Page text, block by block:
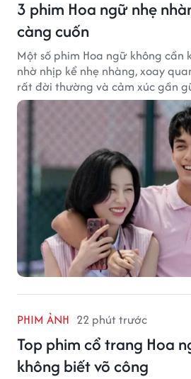
3 phim Hoa ngữ nhẹ
càng cuốn
Một số phim Hoa ngữ không cần
nhờ nhịp kể nhẹ nhàng, xoay
rất đời thường và cảm xúc gần
PHIM ẢNH 22 phút trước
Top phim cổ trang Hoa
không biết võ công